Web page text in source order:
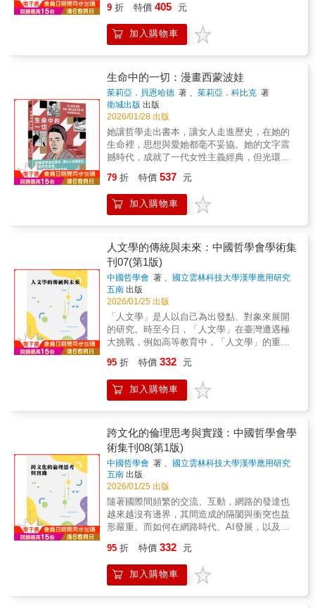
國 Bernstien Nework 神經科學聯盟助研究員宋
國誠 博士 國立政治大學國際關係研究中心資深
研究員
的底層性質，根本上，人腦意識運作就是鏡像
（human machines connected civilization）才
是可能的未來，而不是獨立的機械自主AGI。
「無常人腦」與「常機器」的永動in-out，強化
智能（augmented intelligence）才是希望。★
前瞻推薦李遠哲 中央研究院前院長黃安捷 智邦
科技前董事長郭宗杰 中央研究院院士（C.-C.
Jay Kuo Ming Hsieh Chair Professor,
University of Southern California）王志宏 《經
典》雜誌總編輯湯銘哲 國立成功大學醫學院教
授、國際傷口中心主任黃心雅 中山大學外文系
特聘教授林珊如 國立陽明交通大學教育研究所
講座教授徐經倫 中央研究院生物醫學科學研究
所、台灣大學生命科學系、台灣計算神經與德
國 Bernstien Nework 神經科學聯盟助研究員宋
國誠 博士 國立政治大學國際關係研究中心資深
knowledge. ──愛因斯坦寫作一事為何與AI有
關？因為在未來，沒有一件事不是在寫作！隨
著科技的發展進化，專屬於人類的文字、情
感、思考力等「技藝」，是否會有被AI超越的
一天？答案既是「YES」也是「NO」。作者楊
憲宏提供了一個哲學性的視野：現代人對於AI
時代迎面襲來的焦慮感，更應該回到語言文化
的歷史連結去重新認識與認知。本書由此引領
讀者深入探索寫作的藝術與心靈的修煉。在人
工智慧時代，寫作不僅是技藝，更可視為一種
法深刻思考寫作的本質與意義。全書共分五
講，從寫作態度、技巧到心靈修煉，逐步引導
讀者理解寫作是如何透過不斷的自我探索、博
具。有AI伴飛，雖然能提升知識、事半功倍，
但唯有親自動手寫作，才能開啟無邊的想像
力。勇於面對寫作過程中的模糊與自由無邊
際，才能在故事的拼貼與細節掌控中有所突
破。這不僅是一本寫給寫作者的書，更是獻給
所有渴望透過文字連結世界、尋找自我的人。
因此，本書談論的不只是寫作技巧的廣泛問
題，更牽涉到一場想像力激盪的人腦修煉，以
流與科技變革的時代，勿忘寫作的初心：以筆
為劍，以心為燈，探尋文字背後那隱隱閃耀的
智慧與真理。★睿智推薦李永得 前文化部
以真摯且不妥協的筆觸，回顧自己從青年求索
的感懷，並分享如何好好活過有限人生的睿智
思考。對年輕讀者而言，本書是一盞照亮人生
前路的明燈；對香港讀者，是一份拒絕被收編
的思想證詞；對行至晚年的讀者，則是一條通
往平靜與清醒的內在道路。李偉才（科普作
家）邢福增（中央研究院近代史研究所國科會
研究學者 ）陳健民（中央研究院客座研究員、
台灣香港研究學會理事長）黃秀如（資深出版
人）黃冠閔（中央研究院中國文哲研究所研究
員兼所長）劉麗芝（多倫多大學利銘澤典宬館
長）
法是如何影響我的生活的？……本書並不打算
一勞永逸地回答所有這些問題，而是希望以一
種越來越豐富、越來越有意義的方式繼續將它
一本哲學方面的啟蒙讀物，出自西班牙最有名
的哲學家之手，提供了一個鮮活易懂的哲學概
念。無論是第一次接觸哲學的中學生，還是其
他希望對哲學這一智識傳統的根本內容有所瞭
解的任何年紀的人，都適合閱讀本書。
9 折 特價 405 元
加入購物車
生命中的一切：漫畫西蒙波娃
茱莉亞．貝恩哈德 著 、茱莉亞．科比克 著
衛城出版 出版
2026/01/28 出版
她讓哲學走出書本，讓女人走進歷史，在她的
生命裡，思想與愛她都毫不妥協。她的文字震
撼時代，成就了一代女性主義經典，但光環背
在按下門鈴之前，緊張得喘不過氣。在門的另
一端，是轟動法國社會、開創當代女性主義的
思想家，西蒙．波娃。她聽聞西蒙．波娃的各
身巴黎沒落家庭的西蒙．波娃，自青少年時期
起便自覺格格不入。不同於她的同儕，她不願
做個家庭主婦，當時的社會卻不看好女性讀書
學習，被困在傳統思想中的她，只好不斷探詢
生命存在的意義。在索邦求學、與沙特並肩切
磋的經歷，幾乎改變了西蒙．波娃的一生。
1949年，她以《第二性》正面拆解「女人」的
社會建構，激起歐洲輿論海嘯。此後，她投身
政治與女性主義運動，從阿爾及利亞獨立到法
國墮胎合法化，處處可見她的身影。然而，在
疑。西蒙．波娃在愛與思想之中拉扯，因飽受
批評而困頓。她渴望思想的純粹，也渴望被理
解的溫度；她寫下《第二性》揭露女性的處
依附的痛苦。隨著貝爾記者的訪談，我們可以
看到一個偉大思想家曾經的掙扎與依戀──正是
這份渴望，成就了一代思想家。她的一生，不
是為了成為誰的偶像，而是為了讓所有女人都
能成為自己。
79 折 特價 537 元
加入購物車
人文學的傳統與未來：中國哲學會學術集
刊07(第1版)
中國哲學會 著 、
國立雲林科技大學漢學應用研究
所著
五南 出版
2026/01/25 出版
「人文學」是人以自己為出發點、對象來展開
的研究。時至今日，「人文學」在臺灣遭遇極
大挑戰，例如高等教育中，「人文學」的重要
縮。「人文學」的重要性與價值雖然仍不斷被
提及，事實是「人文學」卻逐漸邊緣化，這令
人非常擔憂。如何將擔憂轉為實際行動，抱持
文研究者及團體的責任。本書有兩篇，共八
章，即多元文化的傳統智慧篇：其下四章，包
括從《周易》中孚卦談祭祀燕禮中的人神感
應；《老子．第一章》詮釋問題探究：以
「有」、「無」與「有名」、「無名」為主
軸……。當代議題的人文展望篇：其下四章，
包括從環境德行倫理學觀點談環境中的德行養
成與惡習對治之道；從梅洛龐蒂的知覺作用析
論太極拳的身體美學……。「人文學」的多樣
性是一種說明人的方式，關注多樣性彼此的連
是一個必須重視且期待有更多人關心的議題，
期盼本書能成為讓「臺灣人文學」持續成長的
養分。
95 折 特價 332 元
加入購物車
跨文化的倫理思考與實踐：中國哲學會學
術集刊08(第1版)
中國哲學會 著 、 國立雲林科技大學漢學應用研究
所著
五南 出版
2026/01/25 出版
隨著國際間頻繁的交流、互動，網路的發達也
越來越沒有邊界，其間造成的隔閡與衝突也益
形嚴重。而如何在網路時代、AI發展，以及各
境，以及應有的倫理方向，是相當重要的。本
書有三篇，共八章，即傳統哲學新探篇：其下
三章，包括孔子哲學中天的非理性層次；從
95 折 特價 332 元
加入購物車